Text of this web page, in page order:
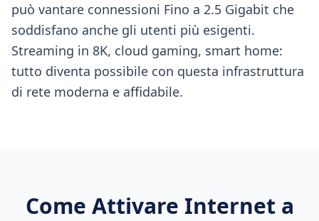
può vantare connessioni Fino a 2.5 Gigabit che
soddisfano anche gli utenti più esigenti.
Streaming in 8K, cloud gaming, smart home:
tutto diventa possibile con questa infrastruttura
di rete moderna e affidabile.
Come Attivare Internet a